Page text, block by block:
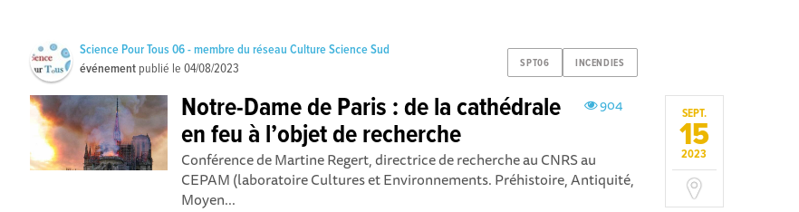
SPT06 INCENDIES
Science Pour Tous 06 - membre du réseau Culture Science Sud
événement publié le04/08/2023
SEPT.
15
2023
904
Notre-Dame de Paris : de la cathédrale
en feu à l’objet de recherche
Conférence de Martine Regert, directrice de recherche au CNRS au
CEPAM (laboratoire Cultures et Environnements. Préhistoire, Antiquité,
Moyen...